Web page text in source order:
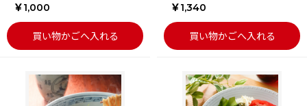
￥1,000
買い物かごへ入れる
￥1,340
買い物かごへ入れる